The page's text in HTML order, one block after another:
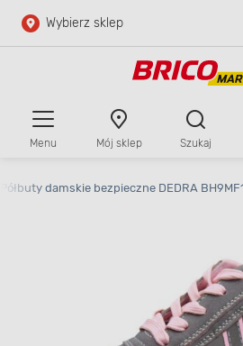
Przejdź do głównej zawartości
Wybierz sklep
Menu Mój sklep Szukaj
Półbuty damskie bezpieczne DEDRA